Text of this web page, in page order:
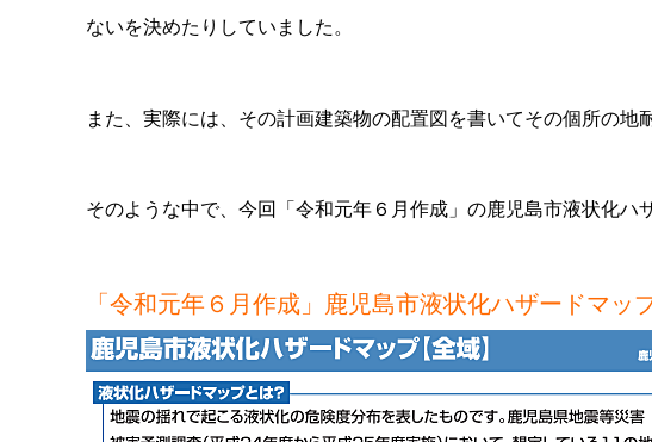
ないを決めたりしていました。
また、実際には、その計画建築物の配置図を書いてその個所の地
そのような中で、今回「令和元年６月作成」の鹿児島市液状化ハ
「令和元年６月作成」鹿児島市液状化ハザードマッ